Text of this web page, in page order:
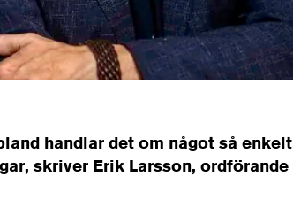
handlar det om något så enkelt
skriver Erik Larsson, ordförande